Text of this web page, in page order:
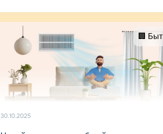
🏢 Быт
30.10.2025